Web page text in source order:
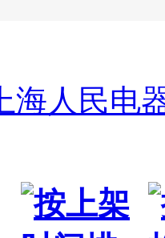
上海人民电